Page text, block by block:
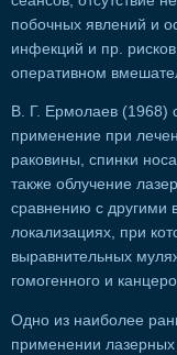
побочных явлений и
инфекций и пр.
оперативном
В. Г. Ермолаев (1968)
применение при
раковины, спинки
также облучение
сравнению с другими
локализациях, при
выравнительных
гомогенного и
Одно из наиболее
применении